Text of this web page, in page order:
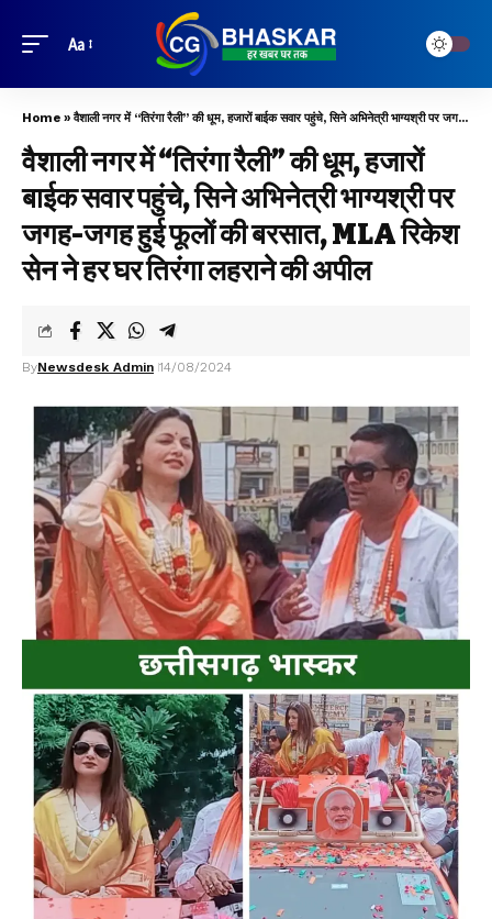
Aa
Home »वैशाली नगर में “तिरंगा रैली” की धूम, हजारों बाईक सवार पहुंचे, सिने अभिनेत्री भाग्यश्री पर जगह-जगह हुई फूलों की बरसात, MLA रिकेश सेन ने हर घर तिरंगा लहराने की अपील
वैशाली नगर में “तिरंगा रैली” की धूम, हजारों
बाईक सवार पहुंचे, सिने अभिनेत्री भाग्यश्री पर
जगह-जगह हुई फूलों की बरसात, MLA रिकेश
सेन ने हर घर तिरंगा लहराने की अपील
ByNewsdesk Admin 14/08/2024